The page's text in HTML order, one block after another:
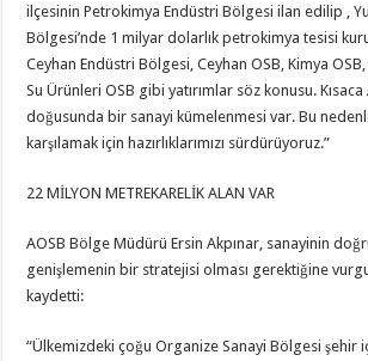
ilçesinin Petrokimya Endüstri Bölgesi ilan edilip ,
Bölgesi’nde 1 milyar dolarlık petrokimya tesisi
Ceyhan Endüstri Bölgesi, Ceyhan OSB, Kimya
Su Ürünleri OSB gibi yatırımlar söz konusu. Kısaca
doğusunda bir sanayi kümelenmesi var. Bu
karşılamak için hazırlıklarımızı sürdürüyoruz.”
22 MİLYON METREKARELİK ALAN VAR
AOSB Bölge Müdürü Ersin Akpınar, sanayinin
genişlemenin bir stratejisi olması gerektiğine
kaydetti:
“Ülkemizdeki çoğu Organize Sanayi Bölgesi şehir